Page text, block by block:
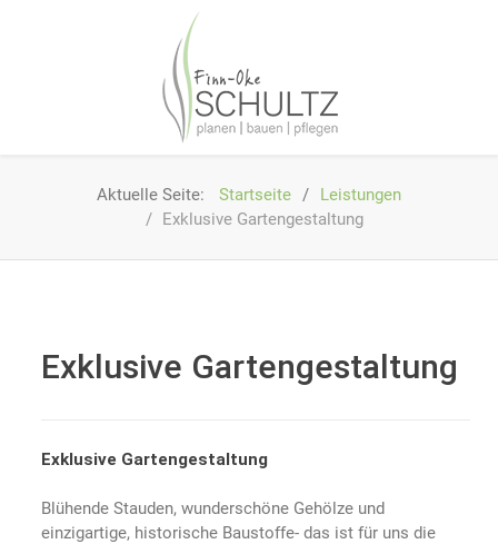
Aktuelle Seite: Startseite
Leistungen
Exklusive Gartengestaltung
Exklusive Gartengestaltung
Exklusive Gartengestaltung
Blühende Stauden, wunderschöne Gehölze und
einzigartige, historische Baustoffe- das ist für uns die